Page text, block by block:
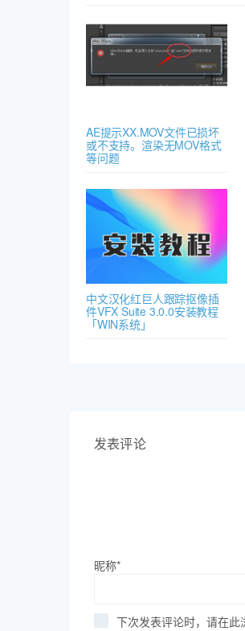
AE提示XX.MOV文件已损坏
或不支持。渲染无MOV格式
等问题
中文汉化红巨人跟踪抠像插
件VFX Suite 3.0.0安装教程
「WIN系统」
发表评论
昵称*
下次发表评论时，请在